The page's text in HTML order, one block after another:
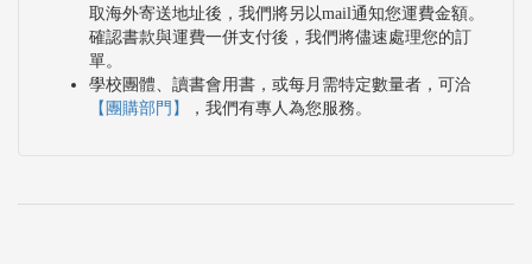
取海外寄送地址後，我們將另以mail通知您運費金額。
確認書款與運費一併支付後，我們將儘速處理您的訂
單。
學校團體、讀書會用書，或每月需特定數量者，可洽
【團購部門】
，我們有專人為您服務。